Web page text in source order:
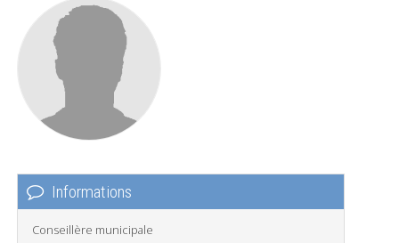
Informations
Conseillère municipale